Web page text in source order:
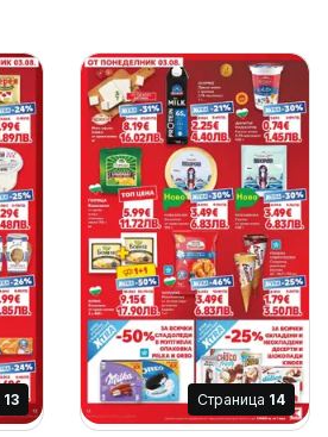
13 Cтраница 14